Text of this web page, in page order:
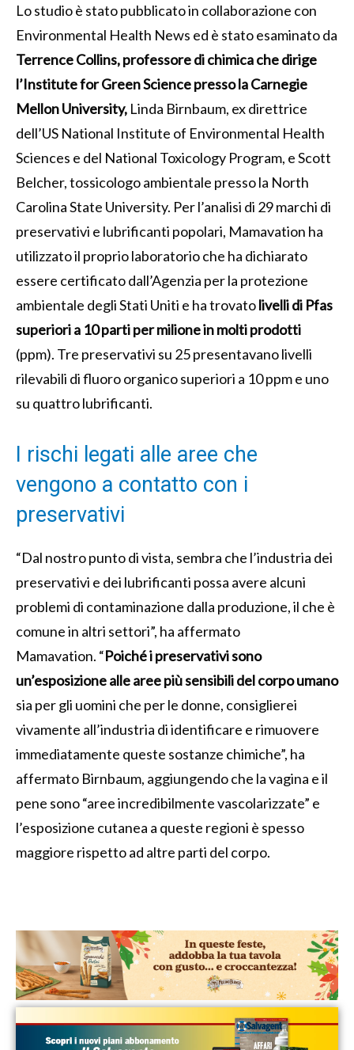
Lo studio è stato pubblicato in collaborazione con
Environmental Health News ed è stato esaminato da
Terrence Collins, professore di chimica che dirige
l’Institute for Green Science presso la Carnegie
Mellon University, Linda Birnbaum, ex direttrice
dell’US National Institute of Environmental Health
Sciences e del National Toxicology Program, e Scott
Belcher, tossicologo ambientale presso la North
Carolina State University. Per l’analisi di 29 marchi di
preservativi e lubrificanti popolari, Mamavation ha
utilizzato il proprio laboratorio che ha dichiarato
essere certificato dall’Agenzia per la protezione
ambientale degli Stati Uniti e ha trovatolivelli di Pfas
superiori a 10 parti per milione in molti prodotti
(ppm). Tre preservativi su 25 presentavano livelli
rilevabili di fluoro organico superiori a 10 ppm e uno
su quattro lubrificanti.
I rischi legati alle aree che
vengono a contatto con i
preservativi
“Dal nostro punto di vista, sembra che l’industria dei
preservativi e dei lubrificanti possa avere alcuni
problemi di contaminazione dalla produzione, il che è
comune in altri settori”, ha affermato
Mamavation. “Poiché i preservativi sono
un’esposizione alle aree più sensibili del corpo umano
sia per gli uomini che per le donne, consiglierei
vivamente all’industria di identificare e rimuovere
immediatamente queste sostanze chimiche”, ha
affermato Birnbaum, aggiungendo che la vagina e il
pene sono “aree incredibilmente vascolarizzate” e
l’esposizione cutanea a queste regioni è spesso
maggiore rispetto ad altre parti del corpo.